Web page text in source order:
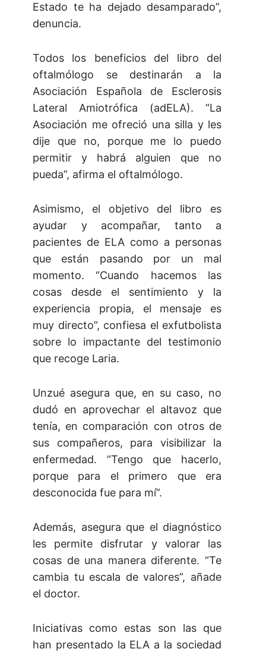
Estado te ha dejado desamparado”,
denuncia.
Todos los beneficios del libro del
oftalmólogo se destinarán a la
Asociación Española de Esclerosis
Lateral Amiotrófica (adELA). “La
Asociación me ofreció una silla y les
dije que no, porque me lo puedo
permitir y habrá alguien que no
pueda”, afirma el oftalmólogo.
Asimismo, el objetivo del libro es
ayudar y acompañar, tanto a
pacientes de ELA como a personas
que están pasando por un mal
momento. “Cuando hacemos las
cosas desde el sentimiento y la
experiencia propia, el mensaje es
muy directo”, confiesa el exfutbolista
sobre lo impactante del testimonio
que recoge Laria.
Unzué asegura que, en su caso, no
dudó en aprovechar el altavoz que
tenía, en comparación con otros de
sus compañeros, para visibilizar la
enfermedad. “Tengo que hacerlo,
porque para el primero que era
desconocida fue para mí”.
Además, asegura que el diagnóstico
les permite disfrutar y valorar las
cosas de una manera diferente. “Te
cambia tu escala de valores”, añade
el doctor.
Iniciativas como estas son las que
han presentado la ELA a la sociedad